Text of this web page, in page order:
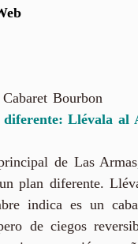
Bourbon
Llévala al
de Las
plan diferente.
indica es un
de ciegos